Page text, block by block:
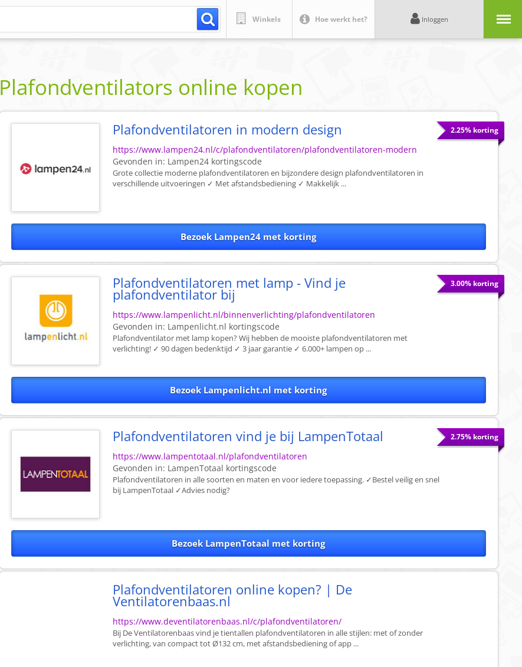
Winkels Hoe werkt het? Inloggen
Plafondventilators online kopen
2.25% korting
Plafondventilatoren in modern design
https://www.lampen24.nl/c/plafondventilatoren/plafondventilatoren-modern
Gevonden in: Lampen24 kortingscode
Grote collectie moderne plafondventilatoren en bijzondere design plafondventilatoren in
verschillende uitvoeringen ✓ Met afstandsbediening ✓ Makkelijk ...
Bezoek Lampen24 met korting
3.00% korting
Plafondventilatoren met lamp - Vind je
plafondventilator bij
https://www.lampenlicht.nl/binnenverlichting/plafondventilatoren
Gevonden in: Lampenlicht.nl kortingscode
Plafondventilator met lamp kopen? Wij hebben de mooiste plafondventilatoren met
verlichting! ✓ 90 dagen bedenktijd ✓ 3 jaar garantie ✓ 6.000+ lampen op ...
Bezoek Lampenlicht.nl met korting
2.75% korting
Plafondventilatoren vind je bij LampenTotaal
https://www.lampentotaal.nl/plafondventilatoren
Gevonden in: LampenTotaal kortingscode
Plafondventilatoren in alle soorten en maten en voor iedere toepassing. ✓Bestel veilig en snel
bij LampenTotaal ✓Advies nodig?
Bezoek LampenTotaal met korting
Plafondventilatoren online kopen? | De
Ventilatorenbaas.nl
https://www.deventilatorenbaas.nl/c/plafondventilatoren/
Bij De Ventilatorenbaas vind je tientallen plafondventilatoren in alle stijlen: met of zonder
verlichting, van compact tot Ø132 cm, met afstandsbediening of app ...